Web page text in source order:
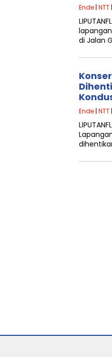
Ende | NTT
di Jalan
Ende | NTT